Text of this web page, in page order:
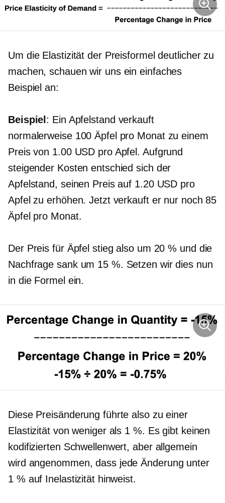
Um die Elastizität der Preisformel deutlicher zu
machen, schauen wir uns ein einfaches
Beispiel an:
Beispiel : Ein Apfelstand verkauft
normalerweise 100 Äpfel pro Monat zu einem
Preis von 1.00 USD pro Apfel. Aufgrund
steigender Kosten entschied sich der
Apfelstand, seinen Preis auf 1.20 USD pro
Apfel zu erhöhen. Jetzt verkauft er nur noch 85
Äpfel pro Monat.
Der Preis für Äpfel stieg also um 20 % und die
Nachfrage sank um 15 %. Setzen wir dies nun
in die Formel ein.
Diese Preisänderung führte also zu einer
Elastizität von weniger als 1 %. Es gibt keinen
kodifizierten Schwellenwert, aber allgemein
wird angenommen, dass jede Änderung unter
1 % auf Inelastizität hinweist.